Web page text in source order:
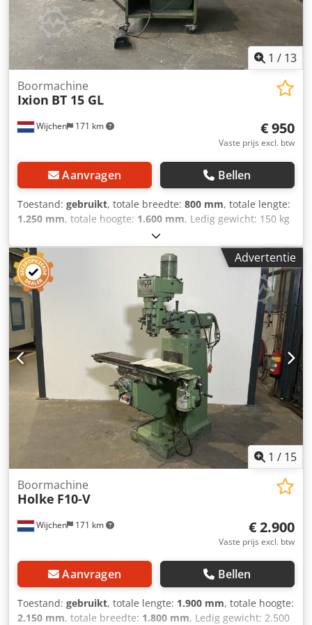
1 / 13
Wijchen 171 km
Boormachine
Ixion BT 15 GL
€ 950
Vaste prijs excl. btw
Aanvragen Bellen
Toestand: gebruikt, totale breedte: 800 mm, totale lengte:
1.250 mm, totale hoogte: 1.600 mm, Ledig gewicht: 150 kg
Tapautomaat, boren en tappen - Documentatie aanwezig:
Nee - CE certificaat aanwezig: Nee - Serienummer: 132832
Dksdpfxozry H So Aqwjr - Aansturing: Conventioneel -
Vermogen [kW]: 0.55 - Tafellengte [mm]: 290 - Tafelbreedte
[mm]: 225 - Min. spindelsnelheid [rpm]: 320 - Max.
spindelsnelheid [rpm]: 1600 - Transportafmetingen:
1250mm x 800mm x 1600mm (l x b x h) - Transportgewicht
[kg]: 150kg Financiële informatie BTW: De getoonde prijs is
exclusief BTW BTW/marge: BTW verrekenbaar voor
ondernemers Levering en inruil altijd mogelijk van alles in
de industriële sectoren Lukas van Rossum
Advertentie
1 / 15
Wijchen 171 km
Boormachine
Holke F10-V
€ 2.900
Vaste prijs excl. btw
Aanvragen Bellen
Toestand: gebruikt, totale lengte: 1.900 mm, totale hoogte:
2.150 mm, totale breedte: 1.800 mm, Ledig gewicht: 2.500